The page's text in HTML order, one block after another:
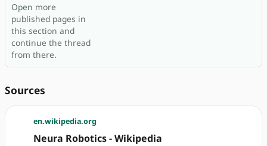
Open more
published pages in
this section and
continue the thread
from there.
Sources
en.wikipedia.org
Neura Robotics - Wikipedia